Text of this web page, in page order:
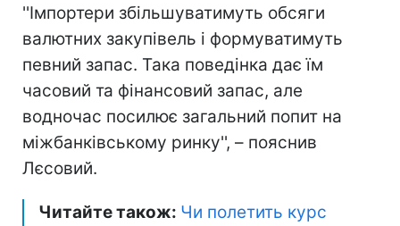
''Імпортери збільшуватимуть обсяги
валютних закупівель і формуватимуть
певний запас. Така поведінка дає їм
часовий та фінансовий запас, але
водночас посилює загальний попит на
міжбанківському ринку'', – пояснив
Лєсовий.
Читайте також: Чи полетить курс